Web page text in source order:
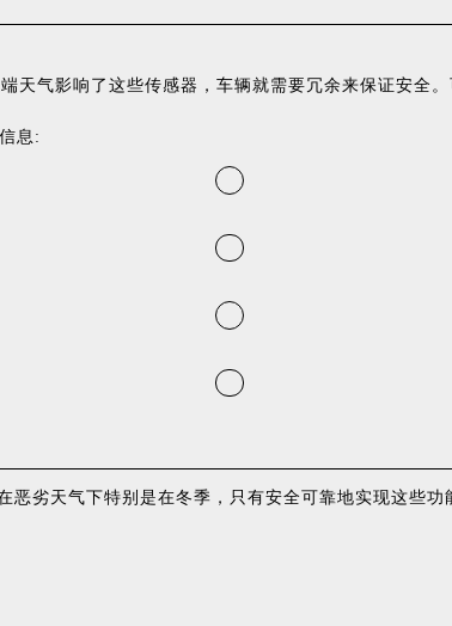
气影响了这些传感器，车辆就需要冗余来保证安全
息:
劣天气下特别是在冬季，只有安全可靠地实现这些